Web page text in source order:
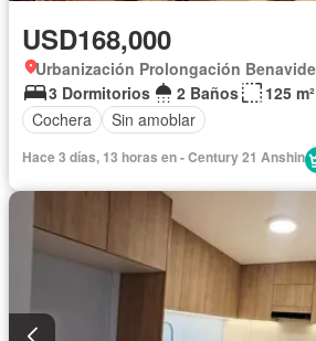
USD168,000
3 Dormitorios
2 Baños
125 m²
Cochera
Sin amoblar
Hace 3 días, 13 horas en - Century 21 Anshin